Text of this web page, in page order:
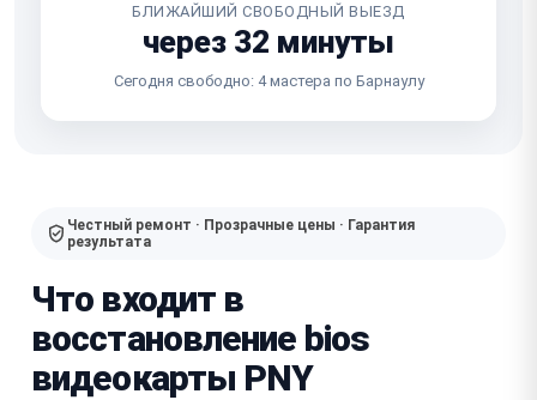
БЛИЖАЙШИЙ СВОБОДНЫЙ ВЫЕЗД
через 32 минуты
Сегодня свободно: 4 мастера по Барнаулу
Честный ремонт · Прозрачные цены · Гарантия
результата
Что входит в
восстановление bios
видеокарты PNY